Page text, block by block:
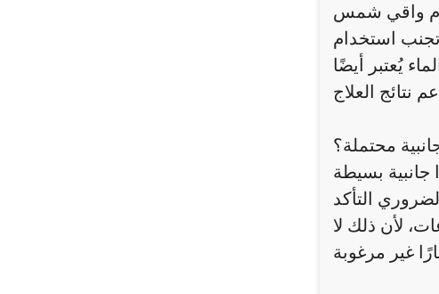
واقي شمس
استخدام
يُعتبر أيضًا
محتملة؟
جانبية بسيطة
التأكد
لأن ذلك لا